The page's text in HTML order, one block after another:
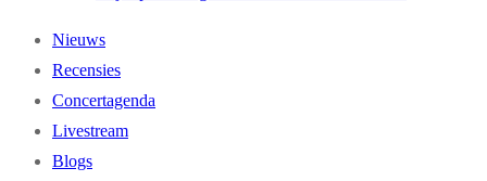
Nieuws
Recensies
Concertagenda
Livestream
Blogs